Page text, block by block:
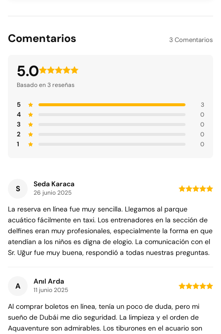
Comentarios 3 Comentarios
5.0
Basado en 3 reseñas
5 3
4 0
3 0
2 0
1 0
S Seda Karaca
26 junio 2025
La reserva en línea fue muy sencilla. Llegamos al parque
acuático fácilmente en taxi. Los entrenadores en la sección de
delfines eran muy profesionales, especialmente la forma en que
atendían a los niños es digna de elogio. La comunicación con el
Sr. Uğur fue muy buena, respondió a todas nuestras preguntas.
A Anıl Arda
11 junio 2025
Al comprar boletos en línea, tenía un poco de duda, pero mi
sueño de Dubái me dio seguridad. La limpieza y el orden de
Aquaventure son admirables. Los tiburones en el acuario son